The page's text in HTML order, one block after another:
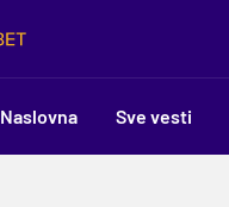
Naslovna Sve vesti